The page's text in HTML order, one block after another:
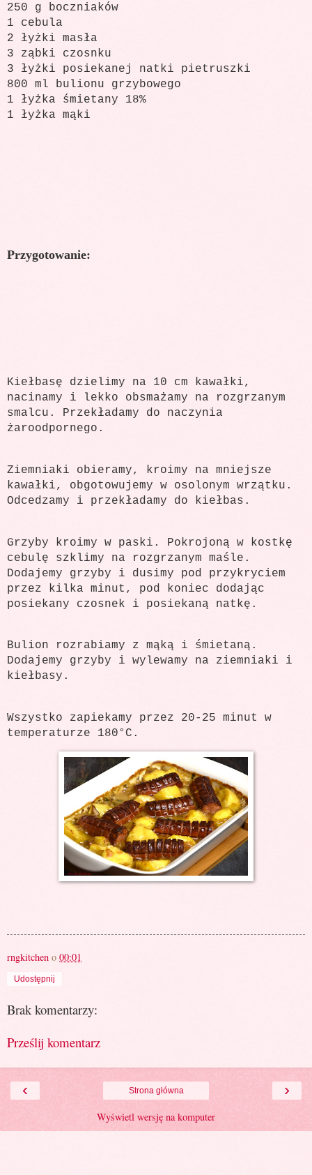
250 g boczniaków
1 cebula
2 łyżki masła
3 ząbki czosnku
3 łyżki posiekanej natki pietruszki
800 ml bulionu grzybowego
1 łyżka śmietany 18%
1 łyżka mąki
Przygotowanie:
Kiełbasę dzielimy na 10 cm kawałki,
nacinamy i lekko obsmażamy na rozgrzanym
smalcu. Przekładamy do naczynia
żaroodpornego.
Ziemniaki obieramy, kroimy na mniejsze
kawałki, obgotowujemy w osolonym wrzątku.
Odcedzamy i przekładamy do kiełbas.
Grzyby kroimy w paski. Pokrojoną w kostkę
cebulę szklimy na rozgrzanym maśle.
Dodajemy grzyby i dusimy pod przykryciem
przez kilka minut, pod koniec dodając
posiekany czosnek i posiekaną natkę.
Bulion rozrabiamy z mąką i śmietaną.
Dodajemy grzyby i wylewamy na ziemniaki i
kiełbasy.
Wszystko zapiekamy przez 20-25 minut w
temperaturze 180°C.
rngkitchen o 00:01
Udostępnij
Brak komentarzy:
Prześlij komentarz
‹ ›
Strona główna
Wyświetl wersję na komputer